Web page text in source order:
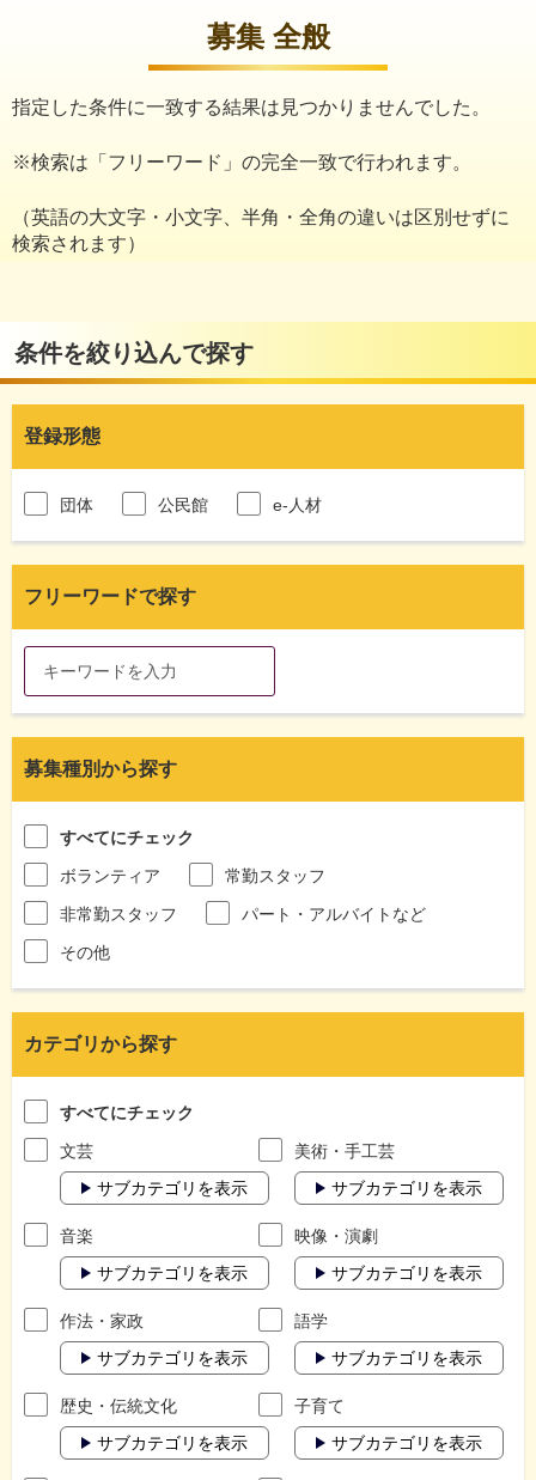
募集 全般
指定した条件に一致する結果は見つかりませんでした。
※検索は「フリーワード」の完全一致で行われます。
（英語の大文字・小文字、半角・全角の違いは区別せずに
検索されます）
条件を絞り込んで探す
登録形態
団体 公民館 e-人材
フリーワードで探す
募集種別から探す
すべてにチェック
ボランティア
常勤スタッフ
非常勤スタッフ
パート・アルバイトなど
その他
カテゴリから探す
すべてにチェック
文芸
サブカテゴリを表示
美術・手工芸
サブカテゴリを表示
音楽
サブカテゴリを表示
映像・演劇
サブカテゴリを表示
作法・家政
サブカテゴリを表示
語学
サブカテゴリを表示
歴史・伝統文化
サブカテゴリを表示
子育て
サブカテゴリを表示